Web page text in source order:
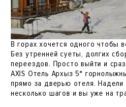
В горах хочется одного чтобы всё складывалось легко.
Без утренней суеты, долгих
переездов. Просто выйти и сразу на склон ️ В MIRROS
AXIS Отель Архыз 5*
прямо за дверью отеля. Надели
несколько шагов и вы уже на трассе. А после катания